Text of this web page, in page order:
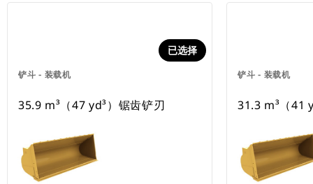
铲斗 - 装载机
已选择
35.9 m³（47 yd³）锯齿铲刃
铲斗 - 装载机
31.3 m³（41